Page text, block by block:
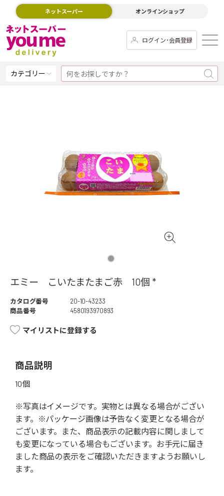
ネットスーパー オンラインショップ
ログイン･会員登録
カテゴリー
エミー こいたまたまご赤 10個 *
カタログ番号
20-10-43233
商品番号
4580193970893
マイリストに登録する
商品説明
10個
※写真はイメージです。実物とは異なる場合がござい
ます。※パッケージ画像は予告なく変更となる場合が
ございます。また、商品表示の記載内容に関しまして
も変更になっている場合もございます。お手元に届き
ました商品の表示をご確認いただきますようお願いし
ます。